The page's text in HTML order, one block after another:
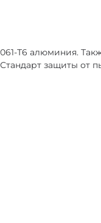
Т6 алюминия.
защиты от